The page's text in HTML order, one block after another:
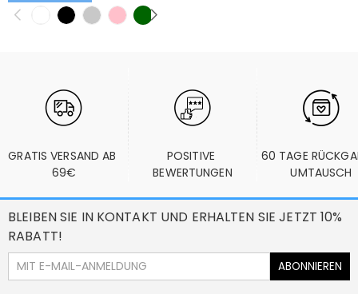
GRATIS VERSAND AB
69€
POSITIVE
BEWERTUNGEN
60 TAGE
UMTAUSCH
BLEIBEN SIE IN KONTAKT UND ERHALTEN SIE JETZT 10%
RABATT!
ABONNIEREN